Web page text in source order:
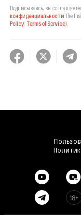
Подписываясь, вы
конфиденциальности The
Policy, Terms of Service).
18+